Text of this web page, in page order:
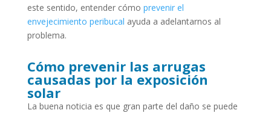
este sentido, entender cómo prevenir el
envejecimiento peribucal ayuda a adelantarnos al
problema.
Cómo prevenir las arrugas
causadas por la exposición
solar
La buena noticia es que gran parte del daño se puede